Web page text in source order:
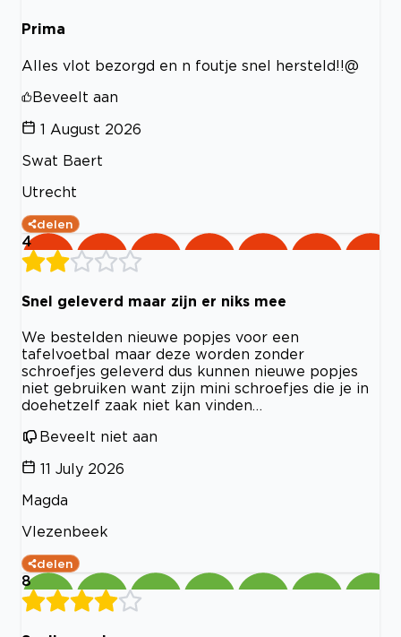
Prima
Alles vlot bezorgd en n foutje snel hersteld!!@
Beveelt aan
1 August 2026
Swat Baert
Utrecht
delen
4
Snel geleverd maar zijn er niks mee
We bestelden nieuwe popjes voor een
tafelvoetbal maar deze worden zonder
schroefjes geleverd dus kunnen nieuwe popjes
niet gebruiken want zijn mini schroefjes die je in
doehetzelf zaak niet kan vinden…
Beveelt niet aan
11 July 2026
Magda
Vlezenbeek
delen
8